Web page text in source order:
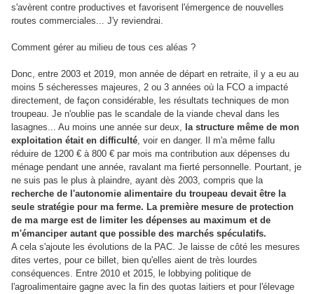
s'avèrent contre productives et favorisent l'émergence de nouvelles
routes commerciales... J'y reviendrai.
Comment gérer au milieu de tous ces aléas ?
Donc, entre 2003 et 2019, mon année de départ en retraite, il y a eu au
moins 5 sécheresses majeures, 2 ou 3 années où la FCO a impacté
directement, de façon considérable, les résultats techniques de mon
troupeau. Je n'oublie pas le scandale de la viande cheval dans les
lasagnes... Au moins une année sur deux, la structure même de mon
exploitation était en difficulté, voir en danger. Il m'a même fallu
réduire de 1200 € à 800 € par mois ma contribution aux dépenses du
ménage pendant une année, ravalant ma fierté personnelle. Pourtant, je
ne suis pas le plus à plaindre, ayant dès 2003, compris que la
recherche de l'autonomie alimentaire du troupeau devait être la
seule stratégie pour ma ferme. La première mesure de protection
de ma marge est de limiter les dépenses au maximum et de
m'émanciper autant que possible des marchés spéculatifs.
A cela s'ajoute les évolutions de la PAC. Je laisse de côté les mesures
dites vertes, pour ce billet, bien qu'elles aient de très lourdes
conséquences. Entre 2010 et 2015, le lobbying politique de
l'agroalimentaire gagne avec la fin des quotas laitiers et pour l'élevage